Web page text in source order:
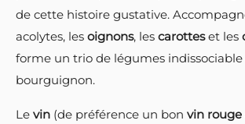
de cette histoire gustative.
acolytes, les oignons, les carotteset les
forme un trio de légumes
bourguignon.
Le vin (de préférence un bon vin rouge